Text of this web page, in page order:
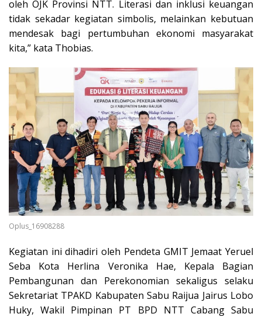
oleh OJK Provinsi NTT. Literasi dan inklusi keuangan
tidak sekadar kegiatan simbolis, melainkan kebutuan
mendesak bagi pertumbuhan ekonomi masyarakat
kita,” kata Thobias.
Oplus_16908288
Kegiatan ini dihadiri oleh Pendeta GMIT Jemaat Yeruel
Seba Kota Herlina Veronika Hae, Kepala Bagian
Pembangunan dan Perekonomian sekaligus selaku
Sekretariat TPAKD Kabupaten Sabu Raijua Jairus Lobo
Huky, Wakil Pimpinan PT BPD NTT Cabang Sabu